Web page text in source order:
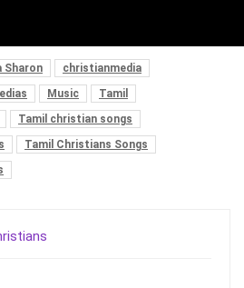
Sharon
christianmedia
Music
Tamil
Tamil christian songs
Tamil Christians Songs